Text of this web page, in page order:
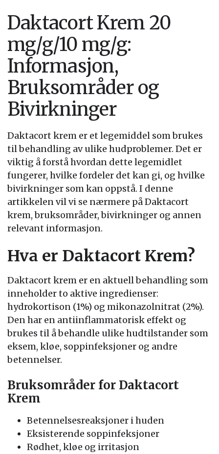
Daktacort Krem 20
mg/g/10 mg/g:
Informasjon,
Bruksområder og
Bivirkninger
Daktacort krem er et legemiddel som brukes
til behandling av ulike hudproblemer. Det er
viktig å forstå hvordan dette legemidlet
fungerer, hvilke fordeler det kan gi, og hvilke
bivirkninger som kan oppstå. I denne
artikkelen vil vi se nærmere på Daktacort
krem, bruksområder, bivirkninger og annen
relevant informasjon.
Hva er Daktacort Krem?
Daktacort krem er en aktuell behandling som
inneholder to aktive ingredienser:
hydrokortison (1%) og mikonazolnitrat (2%).
Den har en antiinflammatorisk effekt og
brukes til å behandle ulike hudtilstander som
eksem, kløe, soppinfeksjoner og andre
betennelser.
Bruksområder for Daktacort
Krem
Betennelsesreaksjoner i huden
Eksisterende soppinfeksjoner
Rødhet, kløe og irritasjon